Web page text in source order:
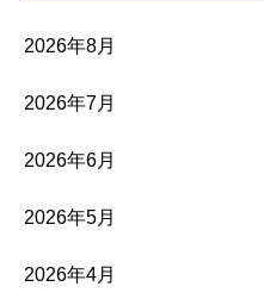
2026年8月
2026年7月
2026年6月
2026年5月
2026年4月